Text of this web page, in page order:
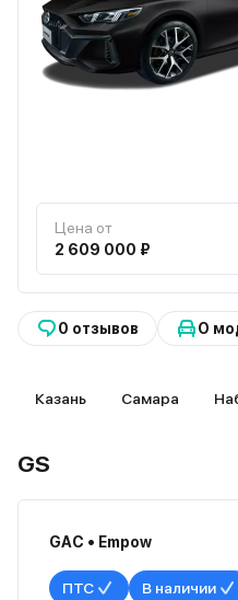
Цена от
2 609 000 ₽
0 отзывов О
Казань Самара
GS
GAC • Empow
ПТС В наличии